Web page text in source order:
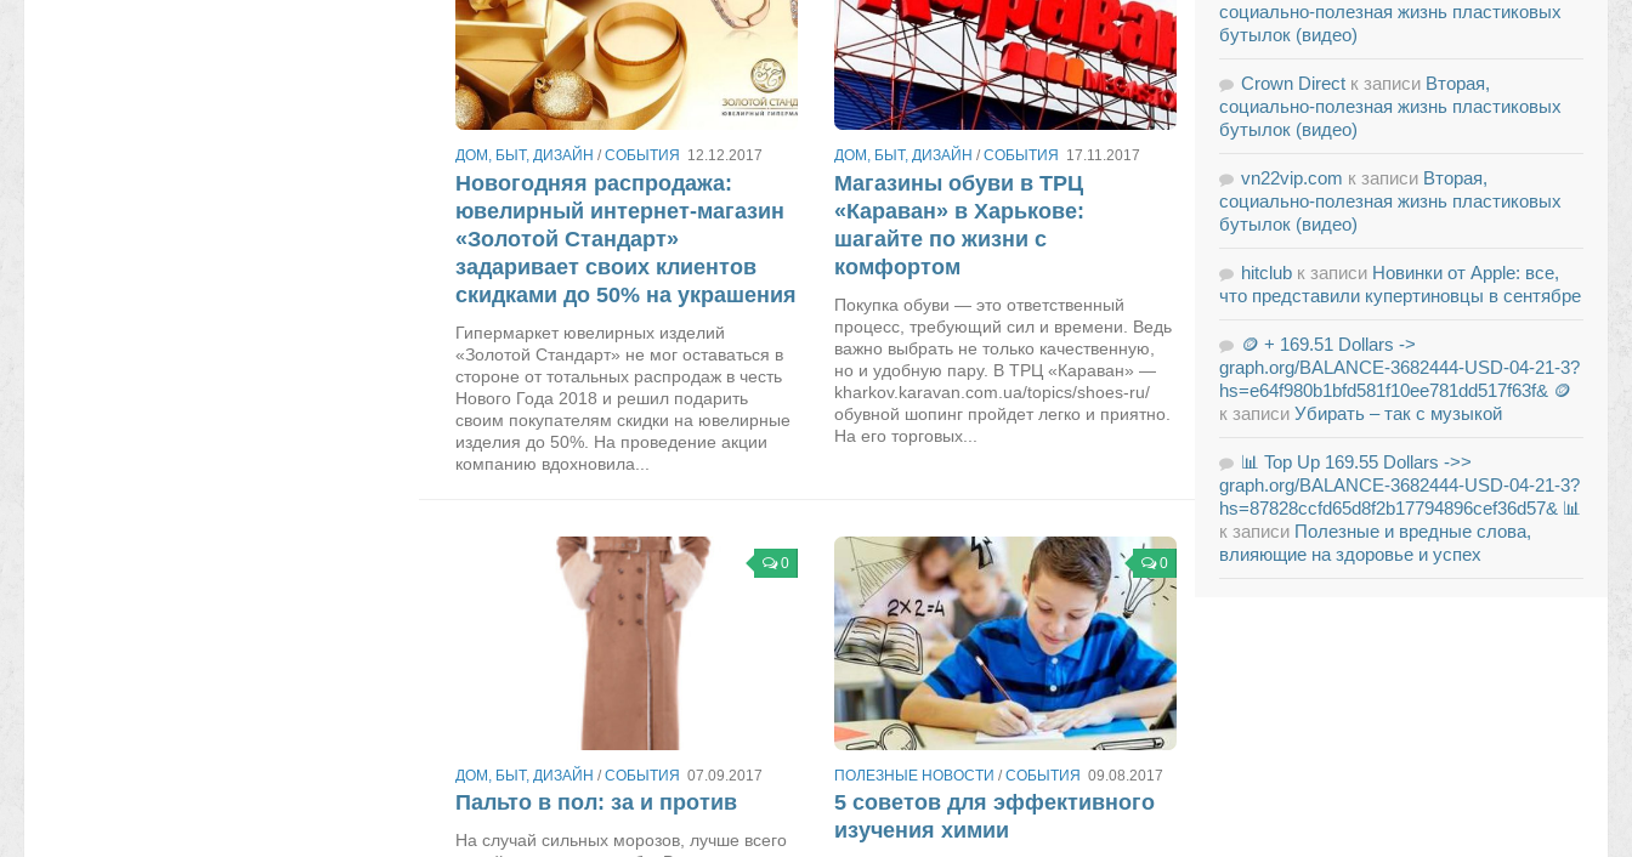
ДОМ, БЫТ, ДИЗАЙН /СОБЫТИЯ 12.12.2017
Новогодняя распродажа:
ювелирный интернет-магазин
«Золотой Стандарт»
задаривает своих клиентов
скидками до 50% на украшения
Гипермаркет ювелирных изделий
«Золотой Стандарт» не мог оставаться в
стороне от тотальных распродаж в честь
Нового Года 2018 и решил подарить
своим покупателям скидки на ювелирные
изделия до 50%. На проведение акции
компанию вдохновила...
ДОМ, БЫТ, ДИЗАЙН /СОБЫТИЯ 17.11.2017
Магазины обуви в ТРЦ
«Караван» в Харькове:
шагайте по жизни с
комфортом
Покупка обуви — это ответственный
процесс, требующий сил и времени. Ведь
важно выбрать не только качественную,
но и удобную пару. В ТРЦ «Караван» —
kharkov.karavan.com.ua/topics/shoes-ru/
обувной шопинг пройдет легко и приятно.
На его торговых...
0
ДОМ, БЫТ, ДИЗАЙН /СОБЫТИЯ 07.09.2017
Пальто в пол: за и против
На случай сильных морозов, лучше всего
0
ПОЛЕЗНЫЕ НОВОСТИ /СОБЫТИЯ 09.08.2017
5 советов для эффективного
изучения химии
социально-полезная жизнь пластиковых
бутылок (видео)
Crown Direct к записи Вторая,
социально-полезная жизнь пластиковых
бутылок (видео)
vn22vip.com к записи Вторая,
социально-полезная жизнь пластиковых
бутылок (видео)
hitclub к записи Новинки от Apple: все,
что представили купертиновцы в сентябре
🪙 + 169.51 Dollars ->
graph.org/BALANCE-3682444-USD-04-21-3?
hs=e64f980b1bfd581f10ee781dd517f63f& 🪙
к записи Убирать – так с музыкой
📊 Top Up 169.55 Dollars ->>
graph.org/BALANCE-3682444-USD-04-21-3?
hs=87828ccfd65d8f2b17794896cef36d57& 📊
к записи Полезные и вредные слова,
влияющие на здоровье и успех